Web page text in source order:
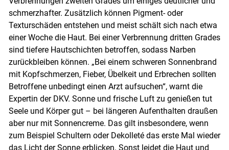
schmerzhafter. Zusätzlich können Pigment- oder
Texturschäden entstehen und meist schält sich nach etwa
einer Woche die Haut. Bei einer Verbrennung dritten Grades
sind tiefere Hautschichten betroffen, sodass Narben
zurückbleiben können. „Bei einem schweren Sonnenbrand
mit Kopfschmerzen, Fieber, Übelkeit und Erbrechen sollten
Betroffene unbedingt einen Arzt aufsuchen“, warnt die
Expertin der DKV. Sonne und frische Luft zu genießen tut
Seele und Körper gut – bei längeren Aufenthalten draußen
aber nur mit Sonnencreme. Das gilt insbesondere, wenn
zum Beispiel Schultern oder Dekolleté das erste Mal wieder
das Licht der Sonne erblicken. Sonst leidet die Haut und